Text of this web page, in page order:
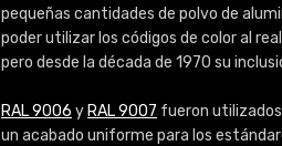
pequeñas cantidades de polvo de
poder utilizar los códigos de color al
pero desde la década de 1970 su
RAL 9006 y RAL 9007 fueron
un acabado uniforme para los